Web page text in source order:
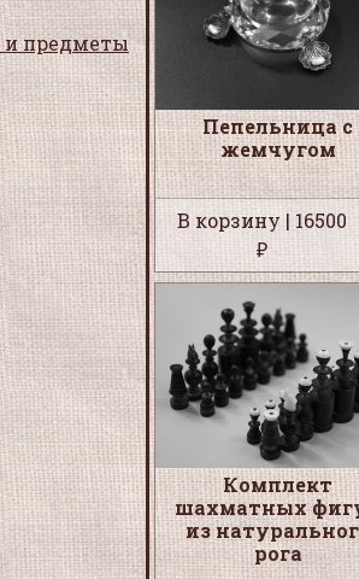
и предметы
Пепельница с
жемчугом
В корзину | 16500
₽
Комплект
шахматных
из
рога